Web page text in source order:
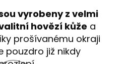
vyrobeny z velmi
hovězí kůže a
prošívanému okraji
pouzdro již nikdy